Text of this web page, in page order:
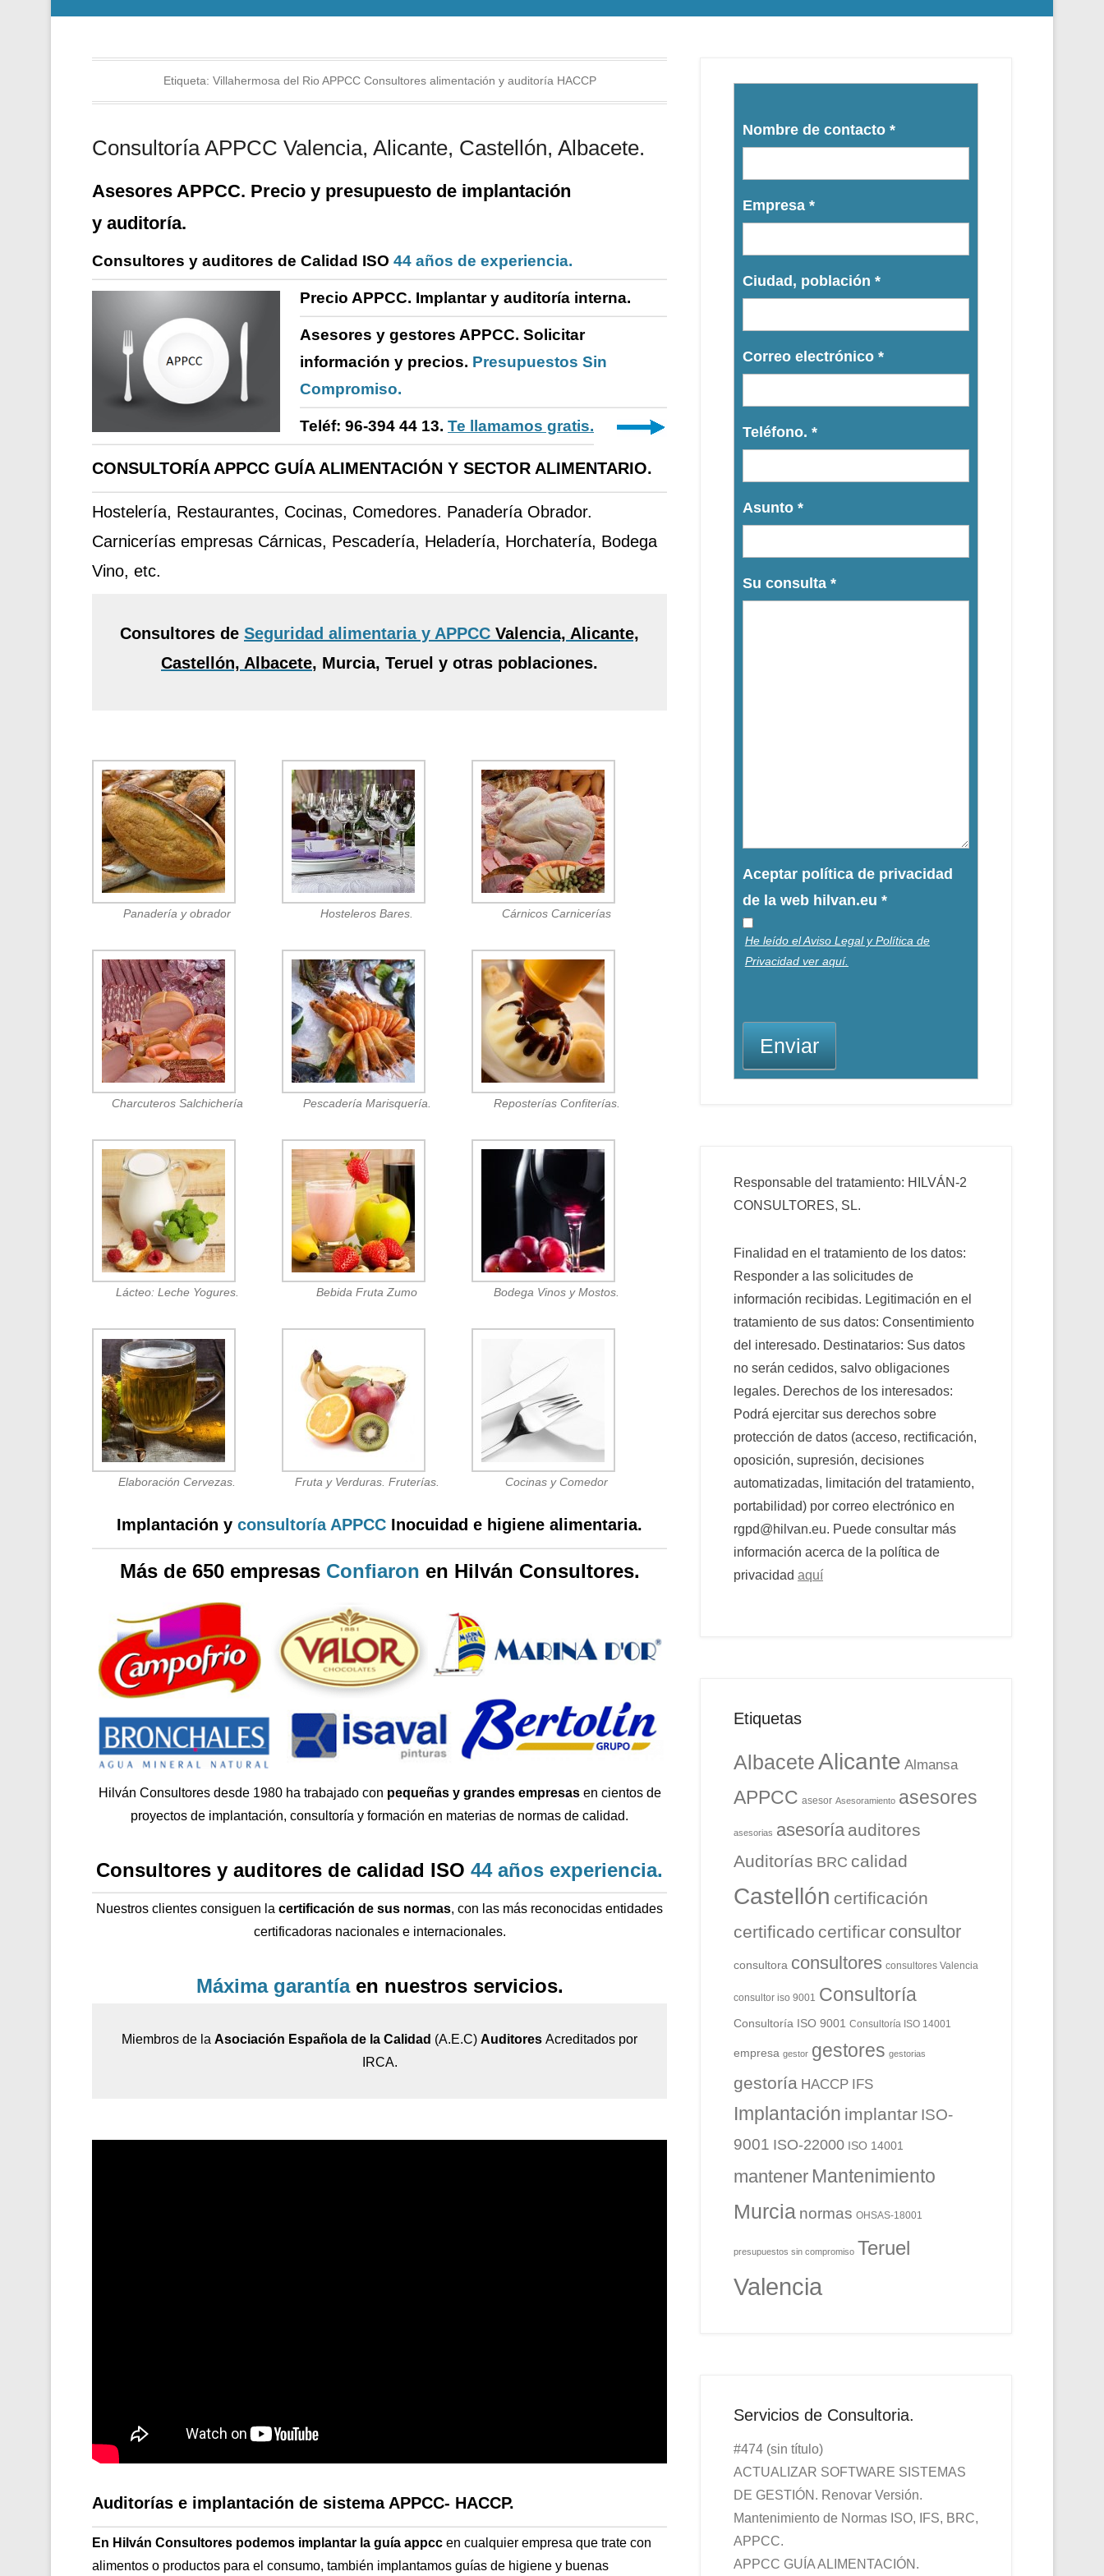
Etiqueta: Villahermosa del Rio APPCC Consultores alimentación y auditoría HACCP
Consultoría APPCC Valencia, Alicante, Castellón, Albacete.
Asesores APPCC. Precio y presupuesto de implantación
y auditoría.
Consultores y auditores de Calidad ISO 44 años de experiencia.
Precio APPCC. Implantar y auditoría interna.
Asesores y gestores APPCC. Solicitar
información y precios. Presupuestos Sin
Compromiso.
Teléf: 96-394 44 13. Te llamamos gratis.
CONSULTORÍA APPCC GUÍA ALIMENTACIÓN Y SECTOR ALIMENTARIO.
Hostelería, Restaurantes, Cocinas, Comedores. Panadería Obrador.
Carnicerías empresas Cárnicas, Pescadería, Heladería, Horchatería, Bodega
Vino, etc.
Consultores de Seguridad alimentaria y APPCC Valencia, Alicante,
Castellón, Albacete, Murcia, Teruel y otras poblaciones.
Panadería y obrador Hosteleros Bares. Cárnicos Carnicerías
Charcuteros Salchichería Pescadería Marisquería. Reposterías Confiterías.
Lácteo: Leche Yogures. Bebida Fruta Zumo Bodega Vinos y Mostos.
Elaboración Cervezas. Fruta y Verduras. Fruterías. Cocinas y Comedor
Implantación y consultoría APPCC Inocuidad e higiene alimentaria.
Más de 650 empresas Confiaron en Hilván Consultores.
Hilván Consultores desde 1980 ha trabajado con pequeñas y grandes empresas en cientos de
proyectos de implantación, consultoría y formación en materias de normas de calidad.
Consultores y auditores de calidad ISO 44 años experiencia.
Nuestros clientes consiguen la certificación de sus normas, con las más reconocidas entidades
certificadoras nacionales e internacionales.
Máxima garantíaen nuestros servicios.
Miembros de la Asociación Española de la Calidad (A.E.C) Auditores Acreditados por
IRCA.
Auditorías e implantación de sistema APPCC- HACCP.
En Hilván Consultores podemos implantar la guía appcc en cualquier empresa que trate con
alimentos o productos para el consumo, también implantamos guías de higiene y buenas
Nombre de contacto *
Empresa *
Ciudad, población *
Correo electrónico *
Teléfono. *
Asunto *
Su consulta *
Aceptar política de privacidad
de la web hilvan.eu *
He leído el Aviso Legal y Política de
Privacidad ver aquí.
Enviar
Responsable del tratamiento: HILVÁN-2
CONSULTORES, SL.
Finalidad en el tratamiento de los datos:
Responder a las solicitudes de
información recibidas. Legitimación en el
tratamiento de sus datos: Consentimiento
del interesado. Destinatarios: Sus datos
no serán cedidos, salvo obligaciones
legales. Derechos de los interesados:
Podrá ejercitar sus derechos sobre
protección de datos (acceso, rectificación,
oposición, supresión, decisiones
automatizadas, limitación del tratamiento,
portabilidad) por correo electrónico en
rgpd@hilvan.eu. Puede consultar más
información acerca de la política de
privacidad aquí
Etiquetas
AlbaceteAlicante Almansa
APPCC asesor Asesoramiento asesores
asesorias asesoría auditores
Auditorías BRC calidad
Castellón certificación
certificado certificar consultor
consultora consultores consultores Valencia
consultor iso 9001 Consultoría
Consultoría ISO 9001 Consultoría ISO 14001
empresa gestor gestores gestorias
gestoría HACCP IFS
Implantación implantar ISO-
9001 ISO-22000 ISO 14001
mantener Mantenimiento
Murcia normas OHSAS-18001
presupuestos sin compromiso Teruel
Valencia
Servicios de Consultoria.
#474 (sin título)
ACTUALIZAR SOFTWARE SISTEMAS
DE GESTIÓN. Renovar Versión.
Mantenimiento de Normas ISO, IFS, BRC,
APPCC.
APPCC GUÍA ALIMENTACIÓN.